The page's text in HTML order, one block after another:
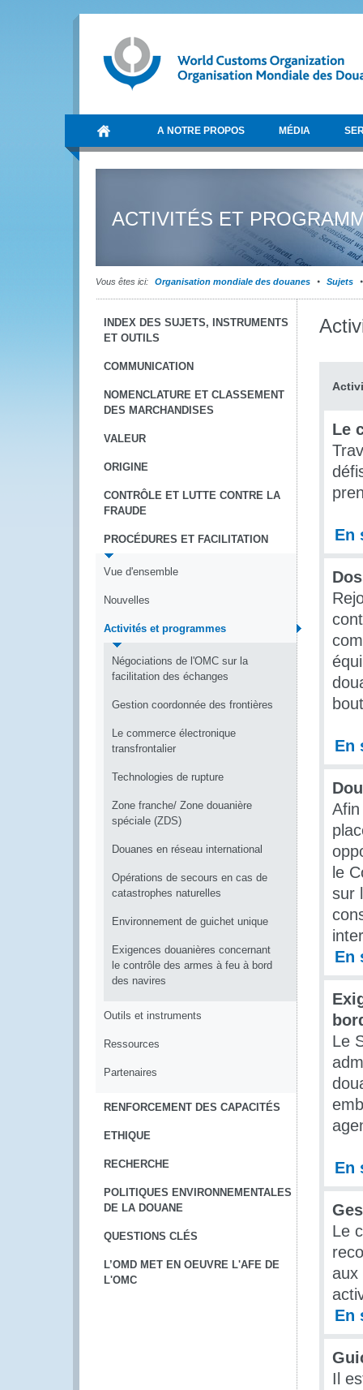
A NOTRE PROPOS MÉDIA
ACTIVITÉS ET
Vous êtes ici: Organisation mondiale des douanes Sujets
INDEX DES SUJETS, INSTRUMENTS
ET OUTILS
COMMUNICATION
NOMENCLATURE ET CLASSEMENT
DES MARCHANDISES
VALEUR
ORIGINE
CONTRÔLE ET LUTTE CONTRE LA
FRAUDE
PROCÉDURES ET FACILITATION
Vue d'ensemble
Nouvelles
Activités et programmes
Négociations de l'OMC sur la
facilitation des échanges
Gestion coordonnée des frontières
Le commerce électronique
transfrontalier
Technologies de rupture
Zone franche/ Zone douanière
spéciale (ZDS)
Douanes en réseau international
Opérations de secours en cas de
catastrophes naturelles
Environnement de guichet unique
Exigences douanières concernant
le contrôle des armes à feu à bord
des navires
Outils et instruments
Ressources
Partenaires
RENFORCEMENT DES CAPACITÉS
ETHIQUE
RECHERCHE
POLITIQUES ENVIRONNEMENTALES
DE LA DOUANE
QUESTIONS CLÉS
L’OMD MET EN OEUVRE L'AFE DE
L'OMC
Le
En
En
le
sur
En
Le
En
Le
aux
En
Il